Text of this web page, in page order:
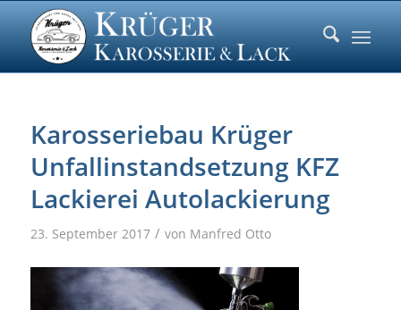
Karosseriebau Krüger
Unfallinstandsetzung KFZ
Lackierei Autolackierung
23. September 2017 / von Manfred Otto